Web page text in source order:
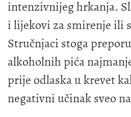
intenzivnijeg hrkanja.
i lijekovi za smirenje ili
Stručnjaci stoga
alkoholnih pića
prije odlaska u krevet
negativni učinak sveo